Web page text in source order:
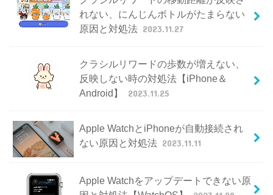
れない、にんじんボトルがたまらない
原因と対処法 2023.11.27
クラシルリワードの歩数が増えない、
反映しない時の対処法【iPhone＆
Android】
2023.11.25
Apple WatchとiPhoneが自動接続され
ない原因と対処法 2023.11.11
Apple Watchをアップデートできない原